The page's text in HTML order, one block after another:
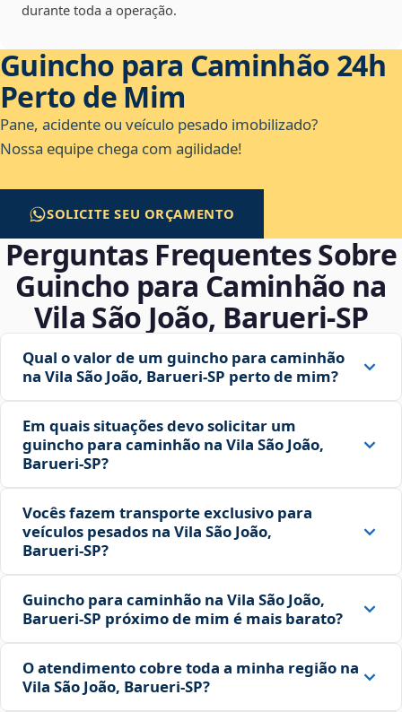
durante toda a operação.
Guincho para Caminhão 24h
Perto de Mim
Pane, acidente ou veículo pesado imobilizado?
Nossa equipe chega com agilidade!
SOLICITE SEU ORÇAMENTO
Perguntas Frequentes Sobre
Guincho para Caminhão na
Vila São João, Barueri‑SP
Qual o valor de um guincho para caminhão
na Vila São João, Barueri‑SP perto de mim?
Em quais situações devo solicitar um
guincho para caminhão na Vila São João,
Barueri‑SP?
Vocês fazem transporte exclusivo para
veículos pesados na Vila São João,
Barueri‑SP?
Guincho para caminhão na Vila São João,
Barueri‑SP próximo de mim é mais barato?
O atendimento cobre toda a minha região na
Vila São João, Barueri‑SP?